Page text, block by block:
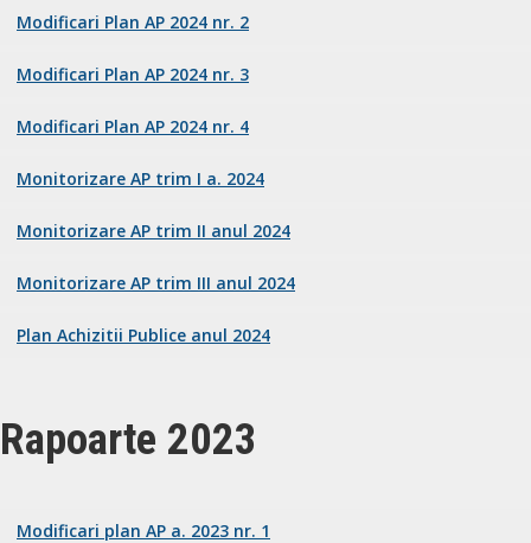
Modificari Plan AP 2024 nr. 2
Modificari Plan AP 2024 nr. 3
Modificari Plan AP 2024 nr. 4
Monitorizare AP trim I a. 2024
Monitorizare AP trim II anul 2024
Monitorizare AP trim III anul 2024
Plan Achizitii Publice anul 2024
Rapoarte 2023
Modificari plan AP a. 2023 nr. 1